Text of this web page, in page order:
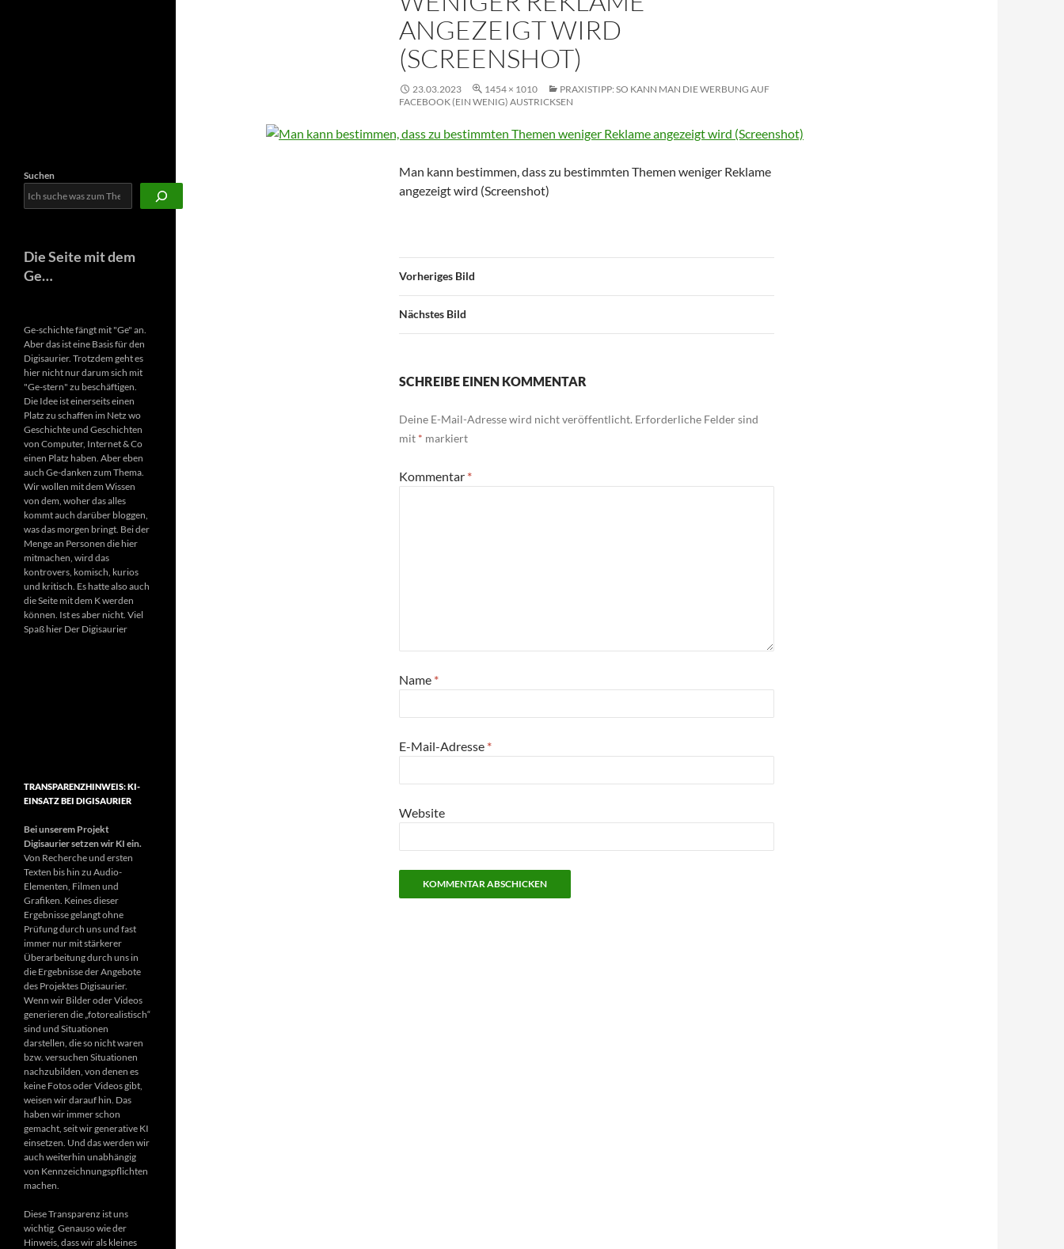
ANGEZEIGT WIRD
(SCREENSHOT)
23.03.2023 1454 × 1010
PRAXISTIPP: SO KANN MAN DIE WERBUNG AUF
FACEBOOK (EIN WENIG) AUSTRICKSEN
Man kann bestimmen, dass zu bestimmten Themen weniger Reklame
angezeigt wird (Screenshot)
Vorheriges Bild
Nächstes Bild
SCHREIBE EINEN KOMMENTAR
Deine E-Mail-Adresse wird nicht veröffentlicht. Erforderliche Felder sind
mit * markiert
Kommentar *
Name *
E-Mail-Adresse *
Website
Suchen
Die Seite mit dem
Ge…
Ge-schichte fängt mit "Ge" an.
Aber das ist eine Basis für den
Digisaurier. Trotzdem geht es
hier nicht nur darum sich mit
"Ge-stern" zu beschäftigen.
Die Idee ist einerseits einen
Platz zu schaffen im Netz wo
Geschichte und Geschichten
von Computer, Internet & Co
einen Platz haben. Aber eben
auch Ge-danken zum Thema.
Wir wollen mit dem Wissen
von dem, woher das alles
kommt auch darüber bloggen,
was das morgen bringt. Bei der
Menge an Personen die hier
mitmachen, wird das
kontrovers, komisch, kurios
und kritisch. Es hatte also auch
die Seite mit dem K werden
können. Ist es aber nicht. Viel
Spaß hier Der Digisaurier
TRANSPARENZHINWEIS: KI-
EINSATZ BEI DIGISAURIER
Bei unserem Projekt
Digisaurier setzen wir KI ein.
Von Recherche und ersten
Texten bis hin zu Audio-
Elementen, Filmen und
Grafiken. Keines dieser
Ergebnisse gelangt ohne
Prüfung durch uns und fast
immer nur mit stärkerer
Überarbeitung durch uns in
die Ergebnisse der Angebote
des Projektes Digisaurier.
Wenn wir Bilder oder Videos
generieren die „fotorealistisch“
sind und Situationen
darstellen, die so nicht waren
bzw. versuchen Situationen
nachzubilden, von denen es
keine Fotos oder Videos gibt,
weisen wir darauf hin. Das
haben wir immer schon
gemacht, seit wir generative KI
einsetzen. Und das werden wir
auch weiterhin unabhängig
von Kennzeichnungspflichten
machen.
Diese Transparenz ist uns
wichtig. Genauso wie der
Hinweis, dass wir als kleines